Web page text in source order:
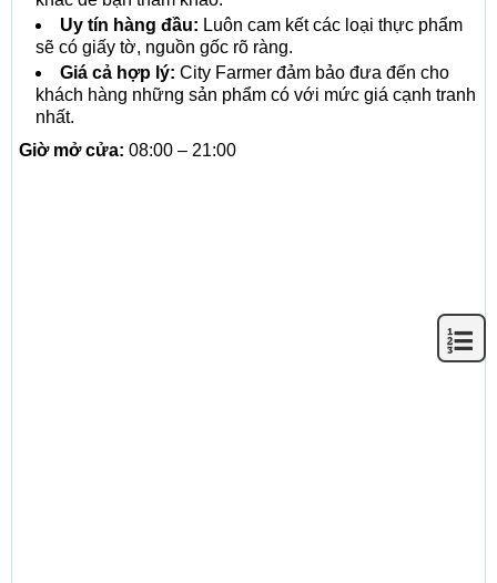
Uy tín hàng đầu: Luôn cam kết các loại thực phẩm
sẽ có giấy tờ, nguồn gốc rõ ràng.
Giá cả hợp lý: City Farmer đảm bảo đưa đến cho
khách hàng những sản phẩm có với mức giá cạnh tranh
nhất.
Giờ mở cửa: 08:00 – 21:00